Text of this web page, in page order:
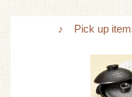
c
t
n
a
♪ Pick up